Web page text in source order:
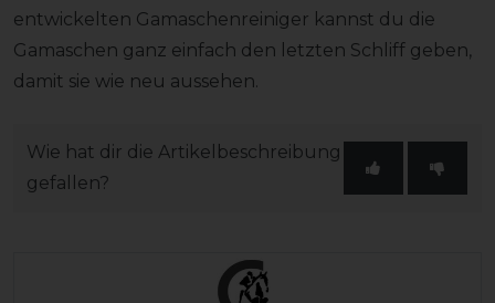
entwickelten Gamaschenreiniger kannst du die
Gamaschen ganz einfach den letzten Schliff geben,
damit sie wie neu aussehen.
Wie hat dir die Artikelbeschreibung
gefallen?